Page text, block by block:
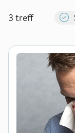
3 treff